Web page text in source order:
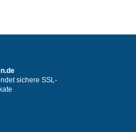
sichere SSL-